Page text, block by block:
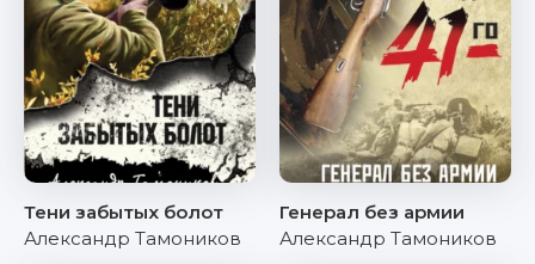
Тени забытых болот
Александр Тамоников
Генерал без армии
Александр Тамоников